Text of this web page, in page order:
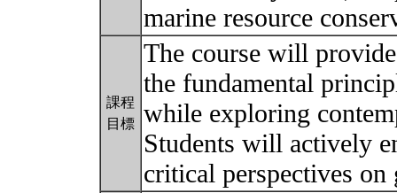
marine resource
課程
目標
The course will
the fundamental
while exploring
Students will actively
critical perspectives